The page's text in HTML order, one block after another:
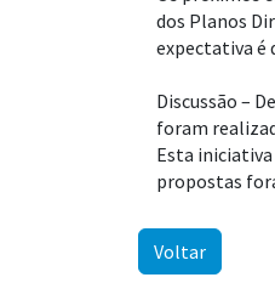
dos Planos
expectativa é
Discussão –
foram
Esta
propostas
Voltar